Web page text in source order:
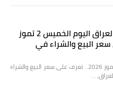
أسعار الدولار في العراق اليوم الخميس 2 تموز
سعر البيع والشراء في
أسعار الدولار في العراق اليوم الخميس 2 تموز 2026.. تعرف على سعر البيع والشراء
…